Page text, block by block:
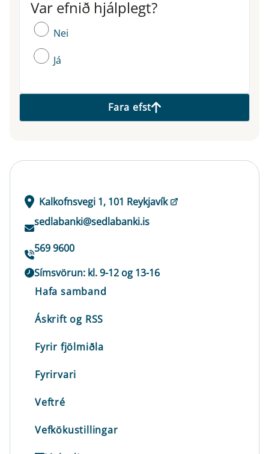
Var efnið hjálplegt?
Var efnið hjálplegt?
Nei
Já
Fara efst
Kalkofnsvegi 1, 101 Reykjavík
sedlabanki@sedlabanki.is
569 9600
Símsvörun: kl. 9-12 og 13-16
Hafa samband
Áskrift og RSS
Fyrir fjölmiðla
Fyrirvari
Veftré
Vefkökustillingar